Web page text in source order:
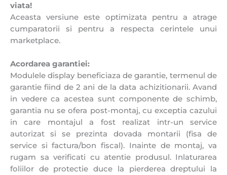
viata!
Aceasta versiune este optimizata pentru a atrage
cumparatorii si pentru a respecta cerintele unui
marketplace.
Acordarea garantiei:
Modulele display beneficiaza de garantie, termenul de
garantie fiind de 2 ani de la data achizitionarii. Avand
in vedere ca acestea sunt componente de schimb,
garantia nu se ofera post-montaj, cu exceptia cazului
in care montajul a fost realizat intr-un service
autorizat si se prezinta dovada montarii (fisa de
service si factura/bon fiscal). Inainte de montaj, va
rugam sa verificati cu atentie produsul. Inlaturarea
foliilor de protectie duce la pierderea dreptului la